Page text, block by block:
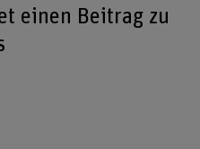
einen Beitrag zu